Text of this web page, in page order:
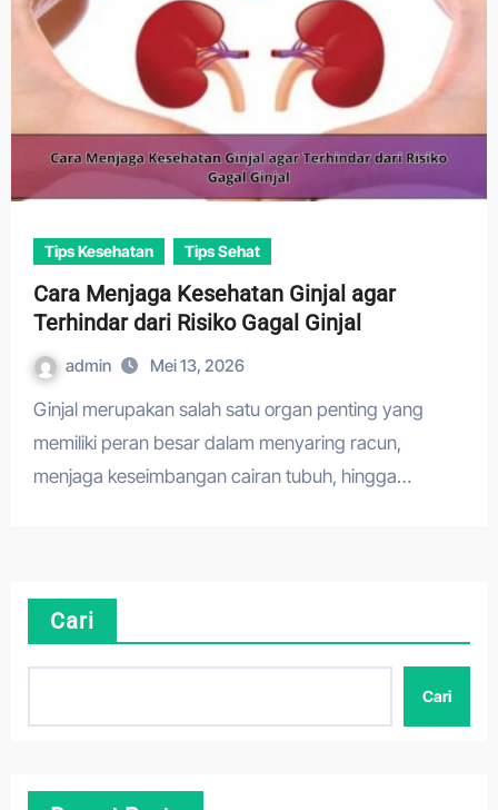
Tips Kesehatan Tips Sehat
Cara Menjaga Kesehatan Ginjal agar
Terhindar dari Risiko Gagal Ginjal
admin Mei 13, 2026
Ginjal merupakan salah satu organ penting yang
memiliki peran besar dalam menyaring racun,
menjaga keseimbangan cairan tubuh, hingga…
Cari
Cari